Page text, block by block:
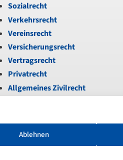
Ablehnen
Sozialrecht
Verkehrsrecht
Vereinsrecht
Versicherungsrecht
Vertragsrecht
Privatrecht
Allgemeines Zivilrecht